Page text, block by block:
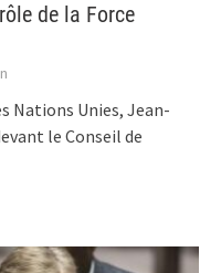
de la Force
Nations Unies, Jean-
le Conseil de